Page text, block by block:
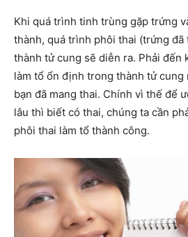
Khi quá trình tinh trùng gặp trứng
thành, quá trình phôi thai (trứng
thành tử cung sẽ diễn ra. Phải đến
làm tổ ổn định trong thành tử
bạn đã mang thai. Chính vì thế để
lâu thì biết có thai, chúng ta cần
phôi thai làm tổ thành công.